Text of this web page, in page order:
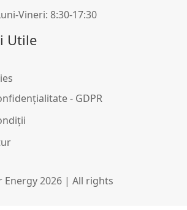
Vineri: 8:30-17:30
Utile
- GDPR
Energy 2026 | All rights